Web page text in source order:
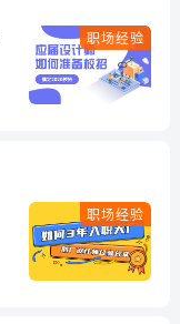
职场经验
职场经验